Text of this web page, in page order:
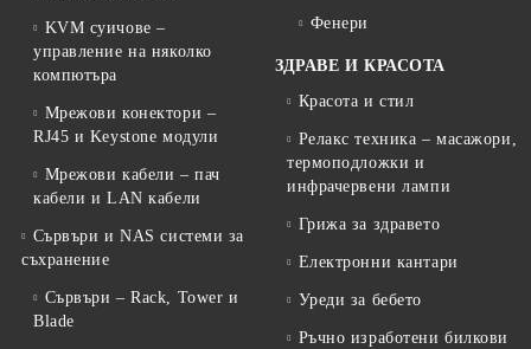
KVM суичове –
управление на няколко
компютъра
Мрежови конектори –
RJ45 и Keystone модули
Мрежови кабели – пач
кабели и LAN кабели
Сървъри и NAS системи за
съхранение
Сървъри – Rack, Tower и
Blade
Фенери
ЗДРАВЕ И КРАСОТА
Красота и стил
Релакс техника – масажори,
термоподложки и
инфрачервени лампи
Грижа за здравето
Електронни кантари
Уреди за бебето
Ръчно изработени билкови